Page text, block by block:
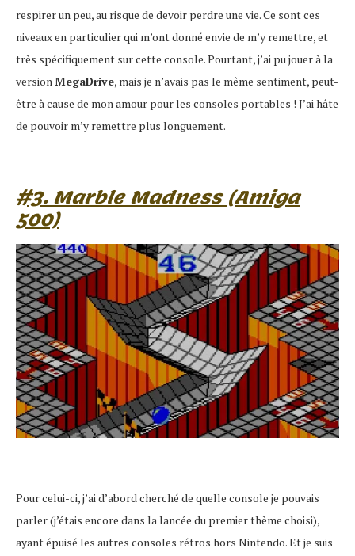
respirer un peu, au risque de devoir perdre une vie. Ce sont ces
niveaux en particulier qui m’ont donné envie de m’y remettre, et
très spécifiquement sur cette console. Pourtant, j’ai pu jouer à la
versionMegaDrive, mais je n’avais pas le même sentiment, peut-
être à cause de mon amour pour les consoles portables ! J’ai hâte
de pouvoir m’y remettre plus longuement.
#3. Marble Madness (Amiga
500)
Pour celui-ci, j’ai d’abord cherché de quelle console je pouvais
parler (j’étais encore dans la lancée du premier thème choisi),
ayant épuisé les autres consoles rétros hors Nintendo. Et je suis